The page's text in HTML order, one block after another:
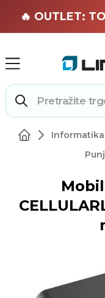
🏄
🔥 OUTLET:
Informatika